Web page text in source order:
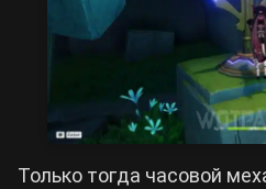
Только тогда часовой